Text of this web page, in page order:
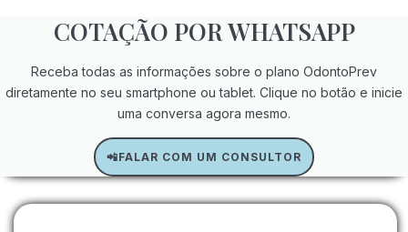
COTAÇÃO POR WHATSAPP
Receba todas as informações sobre o plano OdontoPrev
diretamente no seu smartphone ou tablet. Clique no botão e inicie
uma conversa agora mesmo.
📲FALAR COM UM CONSULTOR